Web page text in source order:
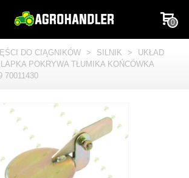
0
DO CIĄGNIKÓW > SILNIK >
UKŁAD
POKRYWA TŁUMIKA KOŃCÓWKA
70011430